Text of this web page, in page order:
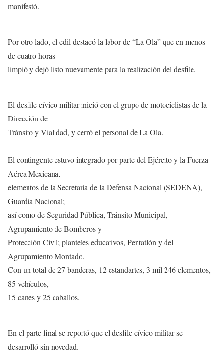
manifestó.
Por otro lado, el edil destacó la labor de “La Ola” que en menos
de cuatro horas
limpió y dejó listo nuevamente para la realización del desfile.
El desfile cívico militar inició con el grupo de motociclistas de la
Dirección de
Tránsito y Vialidad, y cerró el personal de La Ola.
El contingente estuvo integrado por parte del Ejército y la Fuerza
Aérea Mexicana,
elementos de la Secretaría de la Defensa Nacional (SEDENA),
Guardia Nacional;
así como de Seguridad Pública, Tránsito Municipal,
Agrupamiento de Bomberos y
Protección Civil; planteles educativos, Pentatlón y del
Agrupamiento Montado.
Con un total de 27 banderas, 12 estandartes, 3 mil 246 elementos,
85 vehículos,
15 canes y 25 caballos.
En el parte final se reportó que el desfile cívico militar se
desarrolló sin novedad.